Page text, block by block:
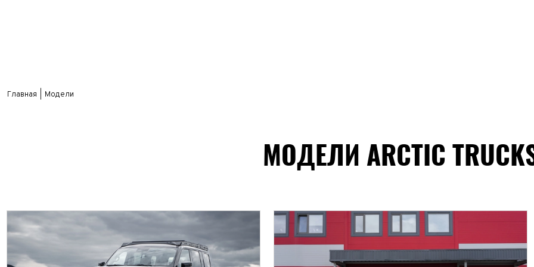
Главная Модели
МОДЕЛИ ARCTIC